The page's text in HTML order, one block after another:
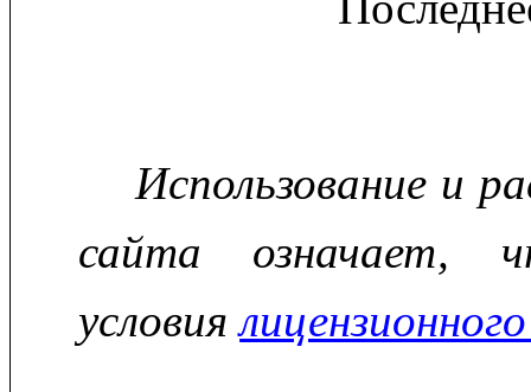
Использование и
сайта означает,
условия